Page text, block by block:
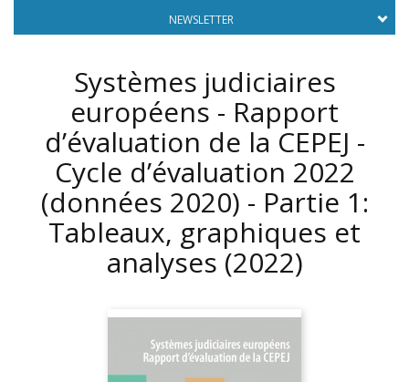
NEWSLETTER
Systèmes judiciaires
européens - Rapport
d’évaluation de la CEPEJ -
Cycle d’évaluation 2022
(données 2020) - Partie 1:
Tableaux, graphiques et
analyses (2022)